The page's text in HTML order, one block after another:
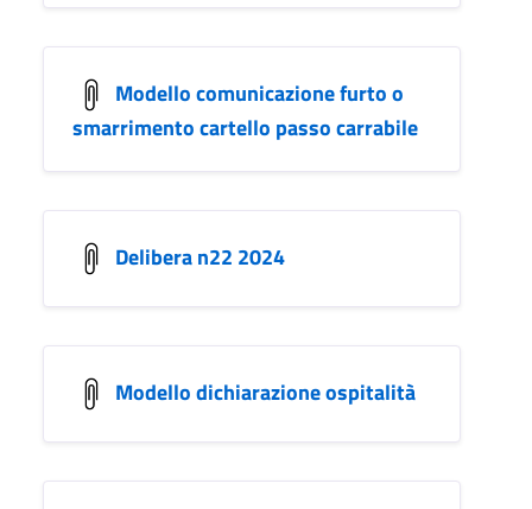
Modello comunicazione furto o
smarrimento cartello passo carrabile
Delibera n22 2024
Modello dichiarazione ospitalità